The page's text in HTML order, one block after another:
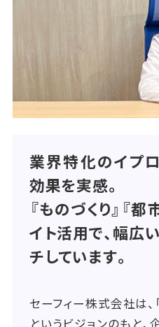
業界特化のイプ
効果を実感。
『ものづくり』『
イト活用で、幅広
チしています。
セーフィー株式会社は、
というビジョンのもと